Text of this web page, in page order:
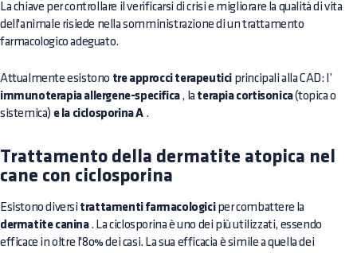
La chiave per controllare il verificarsi di crisi e migliorare la qualità di vita
dell'animale risiede nella somministrazione di un trattamento
farmacologico adeguato.
Attualmente esistono tre approcci terapeutici principali alla CAD: l’
immunoterapia allergene-specifica, la terapia cortisonica(topica o
sistemica) e la ciclosporina A .
Trattamento della dermatite atopica nel
cane con ciclosporina
Esistono diversi trattamenti farmacologiciper combattere la
dermatite canina. La ciclosporina è uno dei più utilizzati, essendo
efficace in oltre l'80% dei casi. La sua efficacia è simile a quella dei